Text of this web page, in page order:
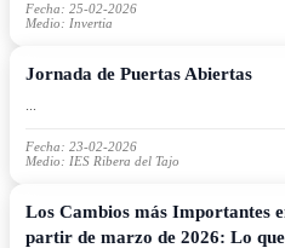
Fecha: 25-02-2026
Medio: Invertia
Jornada de Puertas Abiertas
...
Fecha: 23-02-2026
Medio: IES Ribera del Tajo
Los Cambios más Importantes
partir de marzo de 2026: Lo